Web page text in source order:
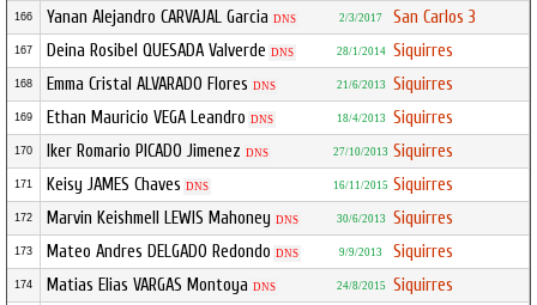
166 Yanan Alejandro CARVAJAL Garcia DNS 2/3/2017 San Carlos 3
167 Deina Rosibel QUESADA Valverde DNS 28/1/2014 Siquirres
168 Emma Cristal ALVARADO Flores DNS 21/6/2013 Siquirres
169 Ethan Mauricio VEGA Leandro DNS 18/4/2013 Siquirres
170 Iker Romario PICADO Jimenez DNS 27/10/2013 Siquirres
171 Keisy JAMES Chaves DNS 16/11/2015 Siquirres
172 Marvin Keishmell LEWIS Mahoney DNS 30/6/2013 Siquirres
173 Mateo Andres DELGADO Redondo DNS 9/9/2013 Siquirres
174 Matias Elias VARGAS Montoya DNS 24/8/2015 Siquirres